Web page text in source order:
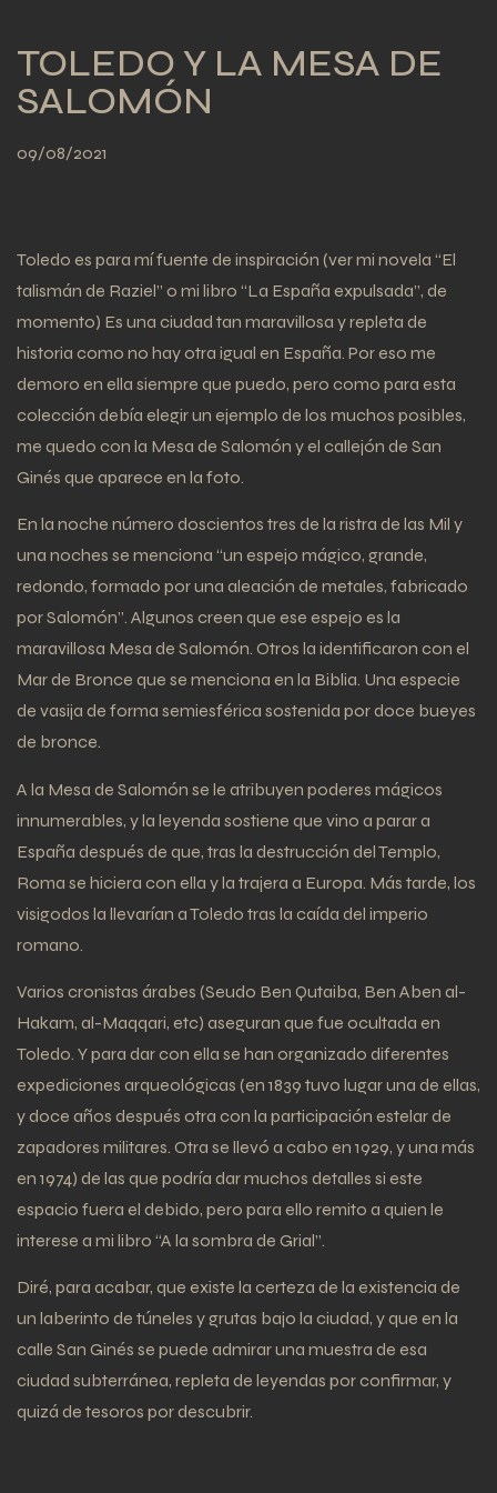
TOLEDO Y LA MESA DE
SALOMÓN
09/08/2021
Toledo es para mí fuente de inspiración (ver mi novela “El
talismán de Raziel” o mi libro “La España expulsada”, de
momento) Es una ciudad tan maravillosa y repleta de
historia como no hay otra igual en España. Por eso me
demoro en ella siempre que puedo, pero como para esta
colección debía elegir un ejemplo de los muchos posibles,
me quedo con la Mesa de Salomón y el callejón de San
Ginés que aparece en la foto.
En la noche número doscientos tres de la ristra de las Mil y
una noches se menciona “un espejo mágico, grande,
redondo, formado por una aleación de metales, fabricado
por Salomón”. Algunos creen que ese espejo es la
maravillosa Mesa de Salomón. Otros la identificaron con el
Mar de Bronce que se menciona en la Biblia. Una especie
de vasija de forma semiesférica sostenida por doce bueyes
de bronce.
A la Mesa de Salomón se le atribuyen poderes mágicos
innumerables, y la leyenda sostiene que vino a parar a
España después de que, tras la destrucción del Templo,
Roma se hiciera con ella y la trajera a Europa. Más tarde, los
visigodos la llevarían a Toledo tras la caída del imperio
romano.
Varios cronistas árabes (Seudo Ben Qutaiba, Ben Aben al-
Hakam, al-Maqqari, etc) aseguran que fue ocultada en
Toledo. Y para dar con ella se han organizado diferentes
expediciones arqueológicas (en 1839 tuvo lugar una de ellas,
y doce años después otra con la participación estelar de
zapadores militares. Otra se llevó a cabo en 1929, y una más
en 1974) de las que podría dar muchos detalles si este
espacio fuera el debido, pero para ello remito a quien le
interese a mi libro “A la sombra de Grial”.
Diré, para acabar, que existe la certeza de la existencia de
un laberinto de túneles y grutas bajo la ciudad, y que en la
calle San Ginés se puede admirar una muestra de esa
ciudad subterránea, repleta de leyendas por confirmar, y
quizá de tesoros por descubrir.